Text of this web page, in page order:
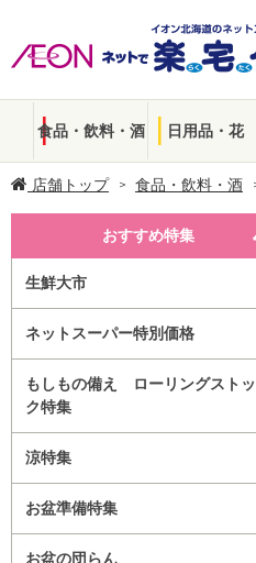
食品・飲料・酒 日用品・花
店舗トップ 食品・飲料・酒
おすすめ特集
生鮮大市
ネットスーパー特別価格
もしもの備え ローリングストッ
ク特集
涼特集
お盆準備特集
お盆の団らん